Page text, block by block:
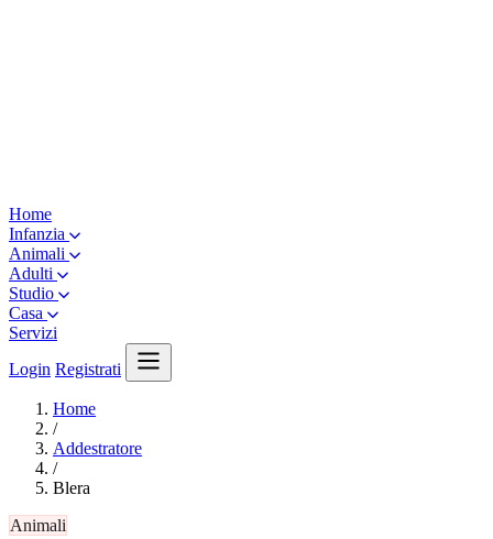
Home
Infanzia
Animali
Adulti
Studio
Casa
Servizi
Login Registrati
Home
/
Addestratore
/
Blera
Animali